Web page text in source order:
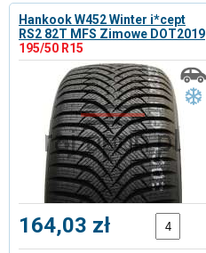
Hankook W452 Winter i*cept
RS2 82T MFS Zimowe DOT2019
195/50 R15
164,03 zł